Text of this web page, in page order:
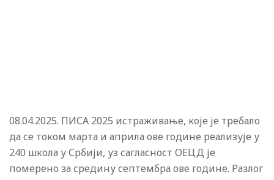
08.04.2025. ПИСА 2025 истраживање, које је требало
да се током марта и априла ове године реализује у
240 школа у Србији, уз сагласност ОЕЦД је
померено за средину септембра ове године. Разлог